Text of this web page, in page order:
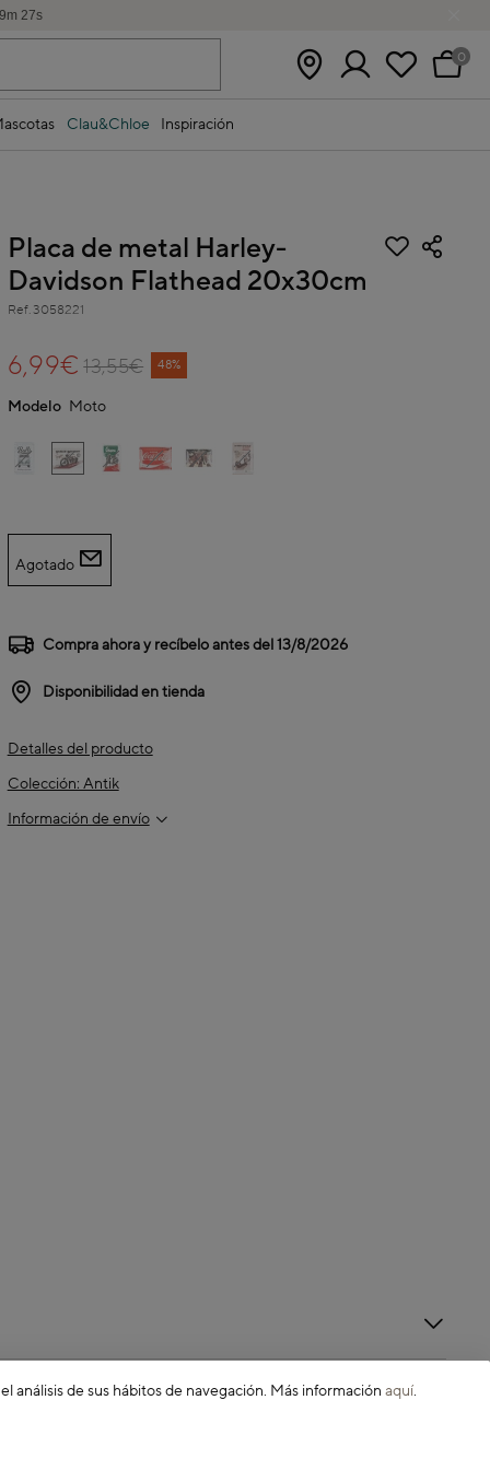
m 26s
0
Clau&Chloe Inspiración
Placa de metal Harley-
Davidson Flathead 20x30cm
Ref. 3058221
Price reduced from
13,55€
to 48%
6,99€
Modelo Moto
Agotado
Compra ahora y recíbelo antes del13/8/2026
Disponibilidad en tienda
Detalles del producto
Colección: Antik
Información de envío
de sus hábitos de navegación. Más información aquí.